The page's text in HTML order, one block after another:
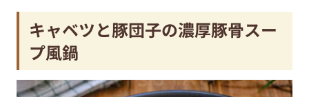
キャベツと豚団子の濃厚豚骨スー
プ風鍋